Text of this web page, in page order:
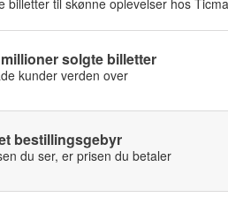
billetter til skønne oplevelser hos
solgte billetter
kunder verden over
bestillingsgebyr
du ser, er prisen du betaler